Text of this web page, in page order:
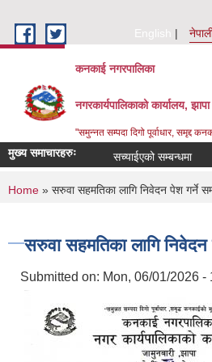
English
कनकाई नगरपालिका
नगरकार्यपालिकाको कार्यालय, झापा
"समुन्नत सम्पदा दिगो पूर्वाधार, समृद्द
मुख्य समाचारहरुः सच्याईएको सम्बन्धमा
You are here
Home » सरुवा सहमतिका लागि निवेदन पेश गर्ने
सरुवा सहमतिका लागि निवेदन
Submitted on: Mon, 06/01/2026 -